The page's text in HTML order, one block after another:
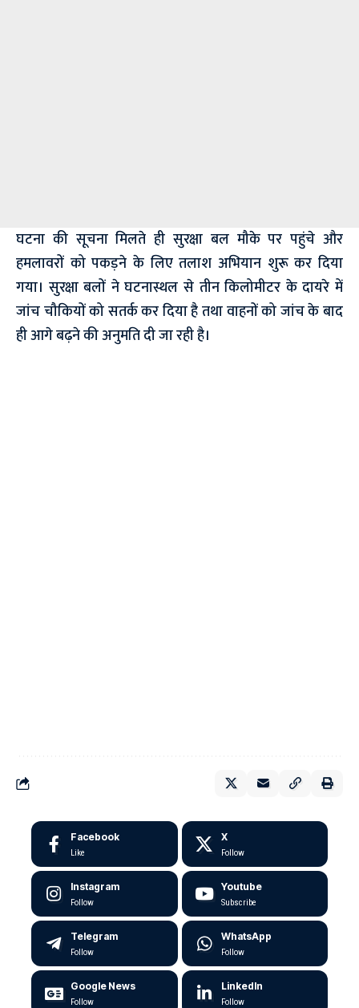
घटना की सूचना मिलते ही सुरक्षा बल मौके पर पहुंचे और
हमलावरों को पकड़ने के लिए तलाश अभियान शुरू कर दिया
गया। सुरक्षा बलों ने घटनास्थल से तीन किलोमीटर के दायरे में
जांच चौकियों को सतर्क कर दिया है तथा वाहनों को जांच के बाद
ही आगे बढ़ने की अनुमति दी जा रही है।
Facebook
Like
X
Follow
Instagram
Follow
Youtube
Subscribe
Telegram
Follow
WhatsApp
Follow
Google News
Follow
LinkedIn
Follow